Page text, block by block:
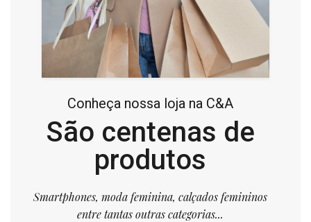
Conheça nossa loja na C&A
São centenas de
produtos
Smartphones, moda feminina, calçados femininos
entre tantas outras categorias...